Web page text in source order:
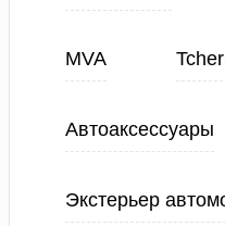
MVA
Автоаксессуары
Экстерьер